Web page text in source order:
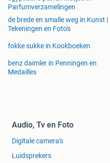
Parfumverzamelingen
de brede en smalle weg in Kunst |
Tekeningen en Foto's
fokke sukke in Kookboeken
benz daimler in Penningen en
Medailles
Audio, Tv en Foto
Digitale camera's
Luidsprekers